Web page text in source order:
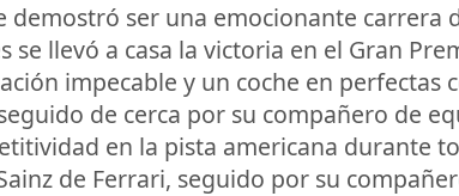
demostró ser una emocionante carrera
se llevó a casa la victoria en el Gran
impecable y un coche en perfectas
de cerca por su compañero de
en la pista americana durante
de Ferrari, seguido por su